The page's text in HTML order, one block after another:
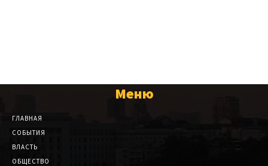
Меню
ГЛАВНАЯ
СОБЫТИЯ
ВЛАСТЬ
ОБЩЕСТВО